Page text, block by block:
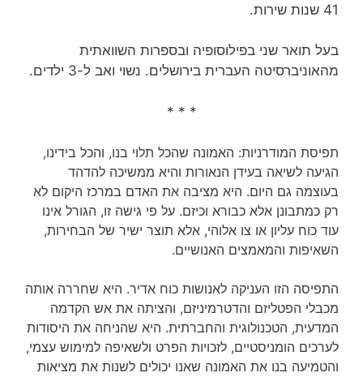
41 שנות שירות‏.
בעל תואר שני בפילוסופיה ובספרות השוואתית
מהאוניברסיטה העברית בירושלים. נשוי ואב ל-3 ילדים.
* * *
תפיסת המודרניות: האמונה שהכל תלוי בנו, והכל בידינו,
הגיעה לשיאה בעידן הנאורות והיא ממשיכה להדהד
בעוצמה גם היום. היא מציבה את האדם במרכז היקום לא
רק כמתבונן אלא כבורא וכיזם. על פי גישה זו, הגורל אינו
עוד כוח עליון או צו אלוהי, אלא תוצר ישיר של הבחירות,
השאיפות והמאמצים האנושיים.
התפיסה הזו העניקה לאנושות כוח אדיר. היא שחררה אותה
מכבלי הפטליזם והדטרמיניזם, והציתה את אש הקדמה
המדעית, הטכנולוגית והחברתית. היא שהניחה את היסודות
לערכים הומניסטיים, לזכויות הפרט ולשאיפה למימוש עצמי,
והטמיעה בנו את האמונה שאנו יכולים לשנות את מציאות